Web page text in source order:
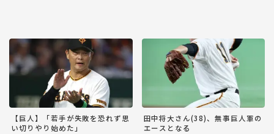
【巨人】「若手が失敗を恐れず思
い切りやり始めた」
田中将大さん(38)、無事巨人軍の
エースとなる